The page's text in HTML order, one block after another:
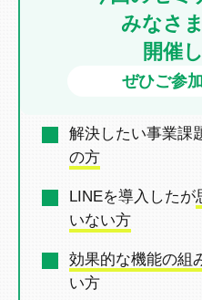
みなさ
開催
ぜひご参
解決したい事業課
の方
LINEを導入したが
いない方
効果的な機能の組
い方